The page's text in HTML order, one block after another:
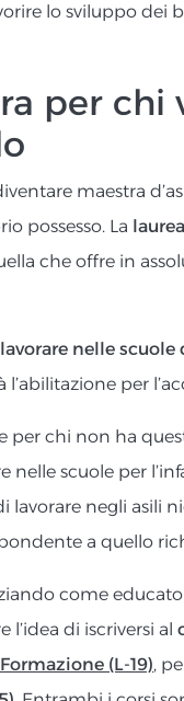
lo sviluppo dei
per chi
maestra
possesso. La
che offre in
lavorare nelle scuole
l’abilitazione per
per chi non ha
nelle scuole per
lavorare negli asili
a quello
come
l’idea di iscriversi al
(L-19),